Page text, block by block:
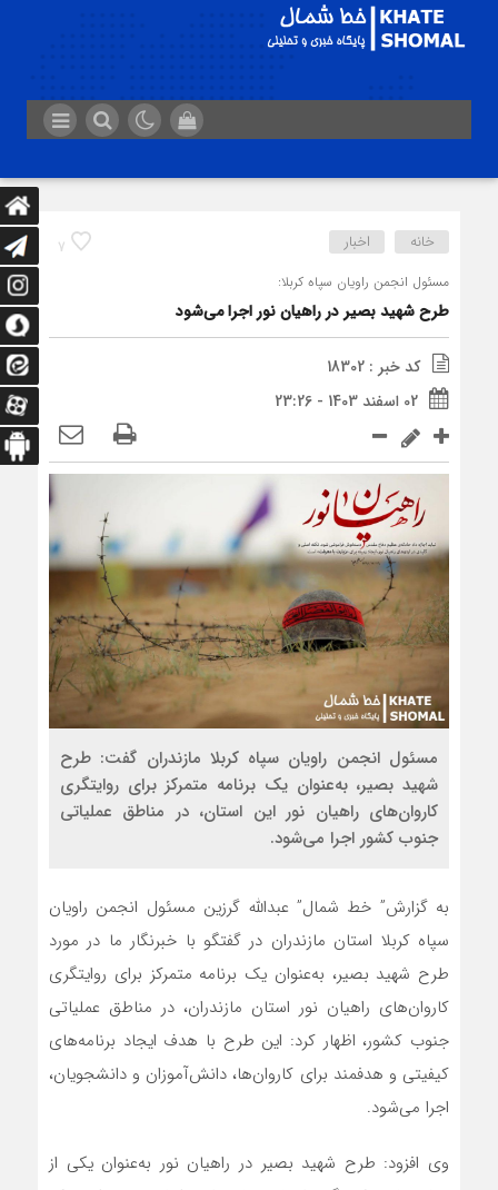
7 خانه اخبار
مسئول انجمن راویان سپاه کربلا:
طرح شهید بصیر در راهیان نور اجرا می‌شود
کد خبر : 18302
02 اسفند 1403 - 23:26
مسئول انجمن راویان سپاه کربلا مازندران گفت: طرح
شهید بصیر، به‌عنوان یک برنامه متمرکز برای روایتگری
کاروان‌های راهیان نور این استان، در مناطق عملیاتی
جنوب کشور اجرا می‌شود.
به گزارش” خط شمال” عبدالله گرزین مسئول انجمن راویان
سپاه کربلا استان مازندران در گفتگو با خبرنگار ما در مورد
طرح شهید بصیر، به‌عنوان یک برنامه متمرکز برای روایتگری
کاروان‌های راهیان نور استان مازندران، در مناطق عملیاتی
جنوب کشور، اظهار کرد: این طرح با هدف ایجاد برنامه‌های
کیفیتی و هدفمند برای کاروان‌ها، دانش‌آموزان و دانشجویان،
اجرا می‌شود.
وی افزود: طرح شهید بصیر در راهیان نور به‌عنوان یکی از